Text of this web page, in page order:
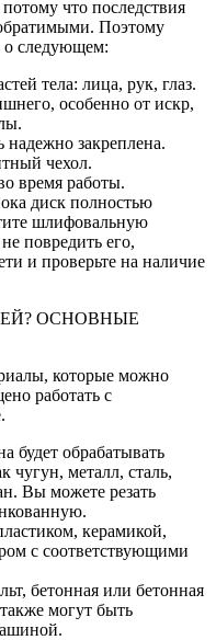
что последствия
Поэтому
о следующем:
тела: лица, рук, глаз.
особенно от искр,
надежно закреплена.
чехол.
время работы.
диск полностью
шлифовальную
повредить его,
и проверьте на наличие
ОСНОВНЫЕ
которые можно
работать с
будет обрабатывать
чугун, металл, сталь,
Вы можете резать
керамикой,
с соответствующими
бетонная или бетонная
могут быть